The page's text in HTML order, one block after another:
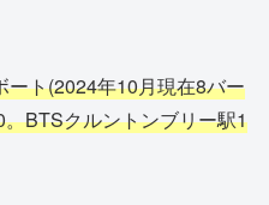
ト(2024年10月現在8バー
BTSクルントンブリー駅1